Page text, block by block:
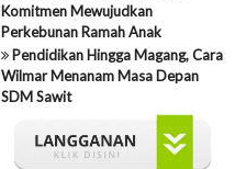
Komitmen Mewujudkan
Perkebunan Ramah Anak
Pendidikan Hingga Magang, Cara
Wilmar Menanam Masa Depan
SDM Sawit